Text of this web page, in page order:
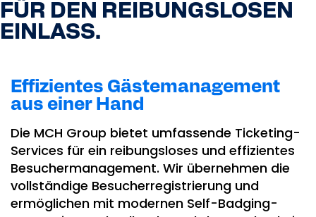
FÜR DEN REIBUNGSLOSEN
EINLASS.
Effizientes Gästemanagement
aus einer Hand
Die MCH Group bietet umfassende Ticketing-
Services für ein reibungsloses und effizientes
Besuchermanagement. Wir übernehmen die
vollständige Besucherregistrierung und
ermöglichen mit modernen Self-Badging-